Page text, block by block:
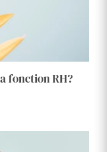
fonction RH?